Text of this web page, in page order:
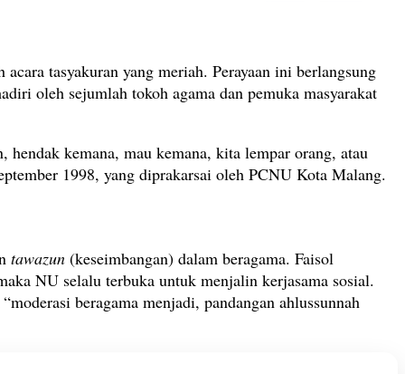
tasyakuran yang meriah. Perayaan ini berlangsung
oleh sejumlah tokoh agama dan pemuka masyarakat
kemana, mau kemana, kita lempar orang, atau
1998, yang diprakarsai oleh PCNU Kota Malang.
tawazun (keseimbangan) dalam beragama. Faisol
NU selalu terbuka untuk menjalin kerjasama sosial.
beragama menjadi, pandangan ahlussunnah